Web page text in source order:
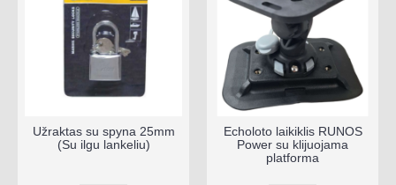
Užraktas su spyna 25mm
(Su ilgu lankeliu)
Echoloto laikiklis RUNOS
Power su klijuojama
platforma